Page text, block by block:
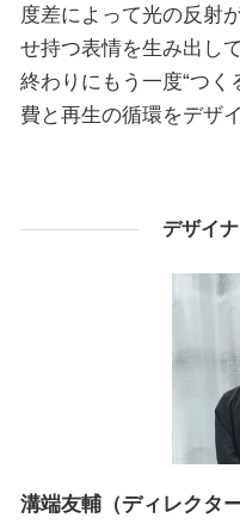
度差によって光の反射
せ持つ表情を生み出し
終わりにもう一度“つく
費と再生の循環をデザ
デザイ
溝端友輔（ディレクター